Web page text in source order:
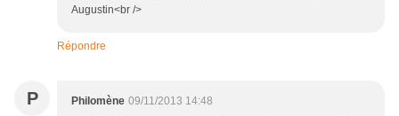
Augustin<br />
Répondre
P Philomène 09/11/2013 14:48